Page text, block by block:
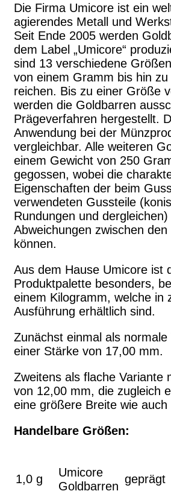
Die Firma Umicore ist ein
agierendes Metall und
Seit Ende 2005 werden
dem Label „Umicore“
sind 13 verschiedene
von einem Gramm bis hin
reichen. Bis zu einer Größe
werden die Goldbarren
Prägeverfahren hergestellt.
Anwendung bei der
vergleichbar. Alle weiteren
einem Gewicht von 250
gegossen, wobei die
Eigenschaften der beim
verwendeten Gussteile
Rundungen und
Abweichungen zwischen
können.
Aus dem Hause Umicore ist
Produktpalette besonders,
einem Kilogramm, welche in
Ausführung erhältlich sind.
Zunächst einmal als
einer Stärke von 17,00 mm.
Zweitens als flache Variante
von 12,00 mm, die zugleich
eine größere Breite wie auch
Handelbare Größen:
1,0 g
Umicore
Goldbarren
geprägt